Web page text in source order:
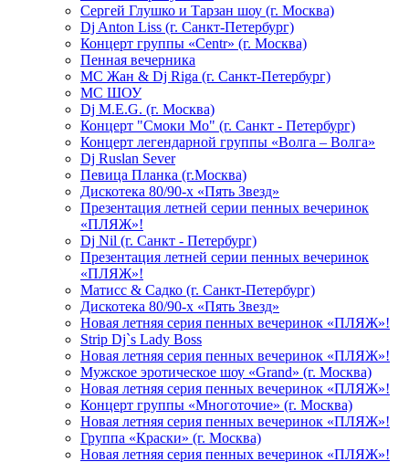
Сергей Глушко и Тарзан шоу (г. Москва)
Dj Anton Liss (г. Санкт-Петербург)
Концерт группы «Centr» (г. Москва)
Пенная вечерника
МС Жан & Dj Riga (г. Санкт-Петербург)
МС ШОУ
Dj M.E.G. (г. Москва)
Концерт "Смоки Мо" (г. Санкт - Петербург)
Концерт легендарной группы «Волга – Волга»
Dj Ruslan Sever
Певица Планка (г.Москва)
Дискотека 80/90-х «Пять Звезд»
Презентация летней серии пенных вечеринок
«ПЛЯЖ»!
Dj Nil (г. Санкт - Петербург)
Презентация летней серии пенных вечеринок
«ПЛЯЖ»!
Матисс & Садко (г. Санкт-Петербург)
Дискотека 80/90-х «Пять Звезд»
Новая летняя серия пенных вечеринок «ПЛЯЖ»!
Strip Dj`s Lady Boss
Новая летняя серия пенных вечеринок «ПЛЯЖ»!
Мужское эротическое шоу «Grand» (г. Москва)
Новая летняя серия пенных вечеринок «ПЛЯЖ»!
Концерт группы «Многоточие» (г. Москва)
Новая летняя серия пенных вечеринок «ПЛЯЖ»!
Группа «Краски» (г. Москва)
Новая летняя серия пенных вечеринок «ПЛЯЖ»!